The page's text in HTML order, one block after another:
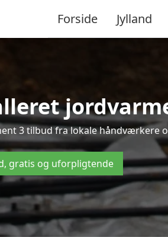
Forside Jylland
3 tilbud fra lokale håndværkere
gratis og uforpligtende